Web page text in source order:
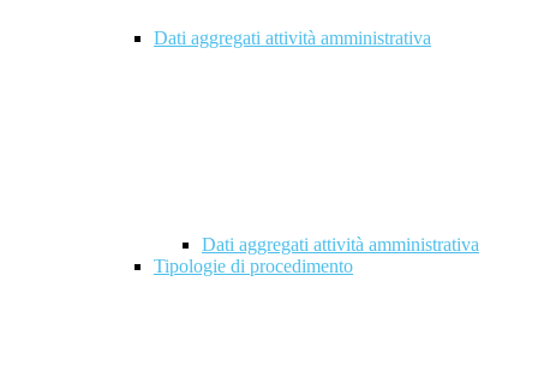
Dati aggregati attività amministrativa
Dati aggregati attività amministrativa
Tipologie di procedimento